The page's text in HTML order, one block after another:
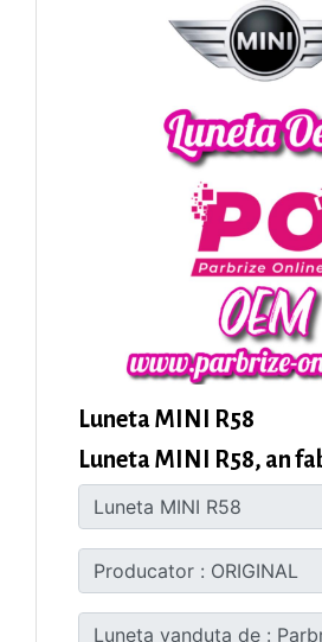
Luneta MINI R58
Luneta MINI R58, an